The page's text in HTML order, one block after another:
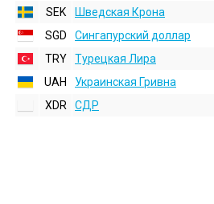
SEK
Шведская Крона
SGD
Сингапурский доллар
TRY
Турецкая Лира
UAH
Украинская Гривна
XDR
СДР